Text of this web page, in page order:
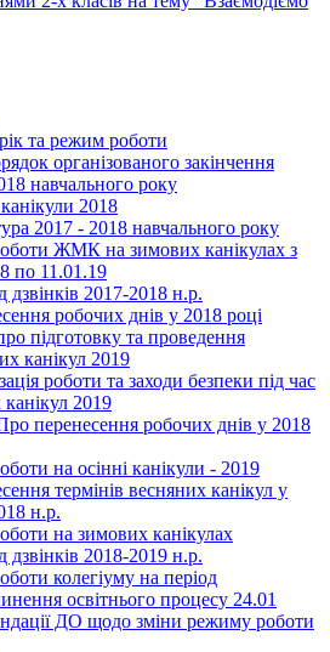
та режим роботи
організованого закінчення
навчального року
2018
2017 - 2018 навчального року
ЖМК на зимових канікулах з
по 11.01.19
дзвінків 2017-2018 н.р.
робочих днів у 2018 році
підготовку та проведення
канікул 2019
роботи та заходи безпеки під час
канікул 2019
перенесення робочих днів у 2018
на осінні канікули - 2019
термінів весняних канікул у
н.р.
на зимових канікулах
дзвінків 2018-2019 н.р.
колегіуму на період
освітнього процесу 24.01
ДО щодо зміни режиму роботи